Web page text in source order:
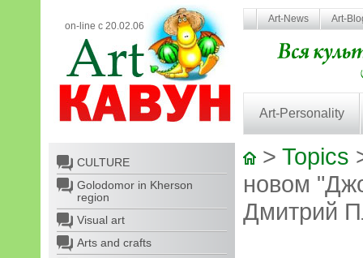
on-line с 20.02.06
Art-News Art-
Art-Personality
CULTURE
Golodomor in Kherson
region
Visual art
Arts and crafts
> Topics
новом
Дмитрий